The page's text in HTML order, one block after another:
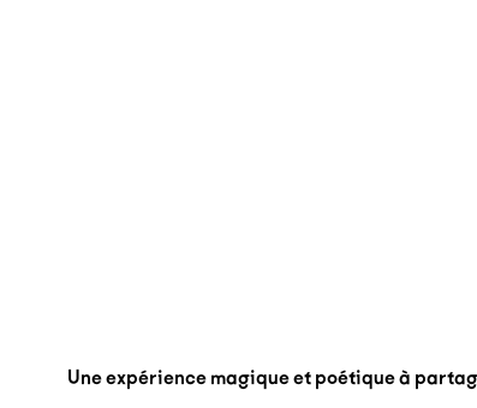
Une expérience magique et poétique à